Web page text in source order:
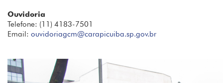
Ouvidoria
Telefone: (11) 4183-7501
Email: ouvidoriagcm@carapicuiba.sp.gov.br